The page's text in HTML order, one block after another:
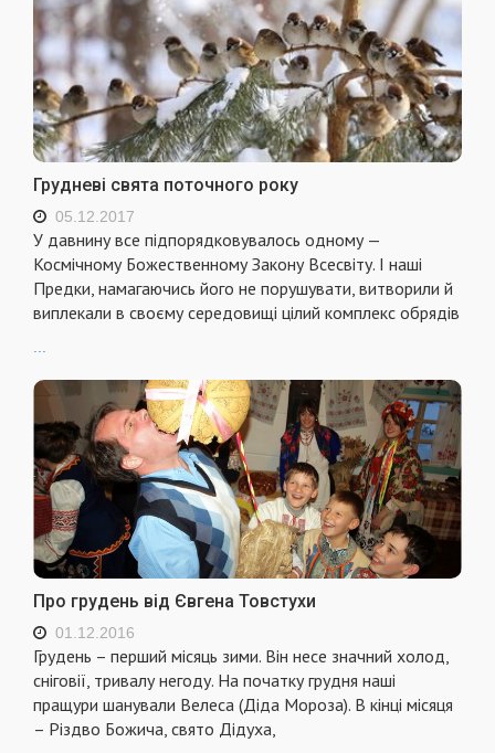
Грудневі свята поточного року
05.12.2017
У давнину все підпорядковувалось одному —
Космічному Божественному Закону Всесвіту. І наші
Предки, намагаючись його не порушувати, витворили й
виплекали в своєму середовищі цілий комплекс обрядів
Про грудень від Євгена Товстухи
01.12.2016
Грудень – перший місяць зими. Він несе значний холод,
сніговії, тривалу негоду. На початку грудня наші
пращури шанували Велеса (Діда Мороза). В кінці місяця
– Різдво Божича, свято Дідуха,